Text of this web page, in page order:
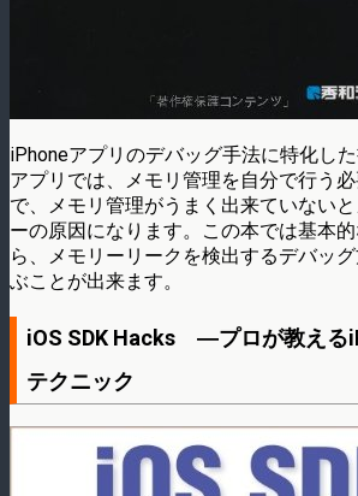
iPhoneアプリのデバッグ手法に特化し
アプリでは、メモリ管理を自分で行う
で、メモリ管理がうまく出来ていない
ーの原因になります。この本では基本
ら、メモリーリークを検出するデバッ
ぶことが出来ます。
iOS SDK Hacks ―プロが教える
テクニック